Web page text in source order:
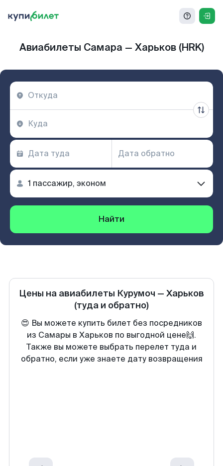
Авиабилеты Самара — Харьков (HRK)
Найти
Цены на авиабилеты Курумоч — Харьков
(туда и обратно)
😍 Вы можете купить билет без посредников
из Самары в Харьков по выгодной цене🙌.
Также вы можете выбрать перелет туда и
обратно, если уже знаете дату возвращения